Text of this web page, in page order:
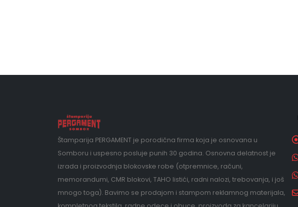
Štamparija PERGAMENT je porodična firma koja je osnovana u
Somboru i uspesno posluje punih 30 godina. Osnovna delatnost je
izrada i proizvodnja blokovske robe (otpremnice, računi,
memorandumi, CMR blokovi, TAHO listići, radni nalozi, trebovanja, i još
mnogo toga). Bavimo se prodajom i stampom reklamnog materijala,